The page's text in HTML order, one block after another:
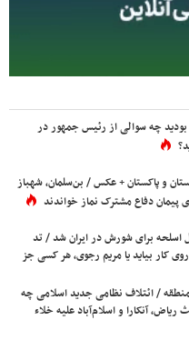
چه سوالی از رئیس جمهور در
و پاکستان + عکس / بن‌سلمان، شهباز
دفاع مشترک نماز خواندند
اسلحه برای شورش در ایران شد / تد
کار بیاید یا مریم رجوی، هر کسی جز
/ ائتلاف نظامی جدید اسلامی چه
آنکارا و اسلام‌آباد علیه خلاء